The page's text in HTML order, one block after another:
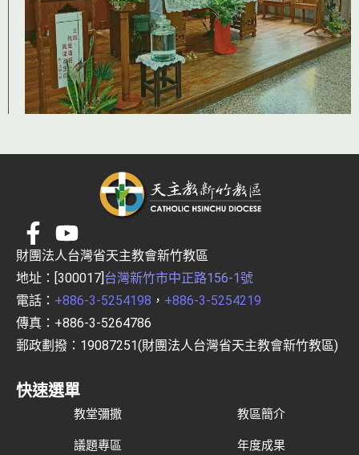
財團法人台灣省天主教會新竹教區
地址：[300017]台灣新竹市中正路156-1號
電話： +886-3-5254198 ， +886-3-5254219
傳真：+886-3-5264786
郵政劃撥：19087251(財團法人台灣省天主教會新竹教區)
快速選單
教堂彌撒 教區簡介
議題專區 年度成果